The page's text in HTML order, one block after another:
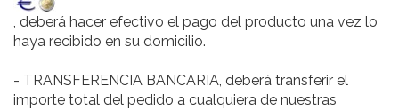
, deberá hacer efectivo el pago del producto una vez lo
haya recibido en su domicilio.
- TRANSFERENCIA BANCARIA, deberá transferir el
importe total del pedido a cualquiera de nuestras